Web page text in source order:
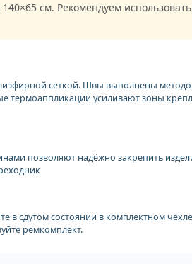
см. Рекомендуем
сеткой. Швы выполнены
термоаппликации усиливают зоны
позволяют надёжно закрепить
в сдутом состоянии в комплектном
ремкомплект.